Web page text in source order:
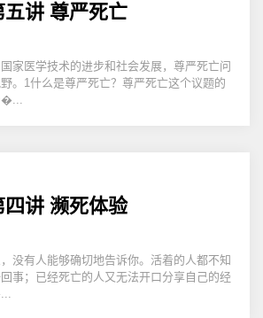
讲 尊严死亡
家医学技术的进步和社会发展，尊严死亡问
。1什么是尊严死亡？尊严死亡这个议题的
�...
讲 濒死体验
没有人能够确切地告诉你。活着的人都不知
事；已经死亡的人又无法开口分享自己的经